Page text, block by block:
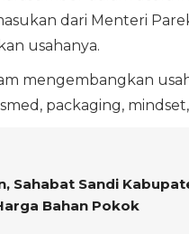
dari Menteri
usahanya.
mengembangkan
packaging,
Sahabat Sandi
Bahan Pokok